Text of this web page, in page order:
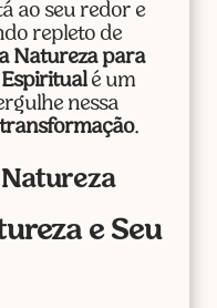
ao seu redor e
repleto de
Natureza para
é um
nessa
transformação.
e Seu